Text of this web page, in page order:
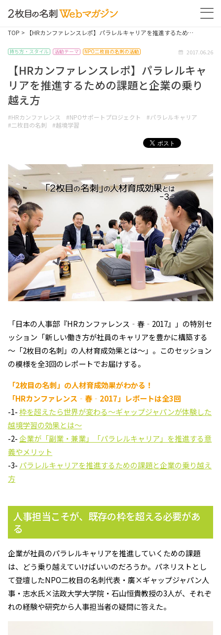
TOP > 【HRカンファレンスレポ】パラレルキャリアを推進するため…
持ち方・スタイル 活動テーマ NPO二枚目の名刺の活動 2017.06.26
【HRカンファレンスレポ】パラレルキャ
リアを推進するための課題と企業の乗り
越え方
#HRカンファレンス #NPOサポートプロジェクト
#パラレルキャリア
#二枚目の名刺
#越境学習
「日本の人事部『HRカンファレンス‐春‐2017』」の特別セ
ッション「新しい働き方が社員のキャリアを豊かに構築する
～「2枚目の名刺」の人材育成効果とは～」。このセッション
の模様を全3回のレポートでお届けする。
「2枚目の名刺」の人材育成効果がわかる！
「HRカンファレンス‐春‐2017」レポートは全3回
-1-枠を超えたら世界が変わる～ギャップジャパンが体験した
越境学習の効果とは～
-2-企業が「副業・兼業」「パラレルキャリア」を推進する意
義やメリット
-3- パラレルキャリアを推進するための課題と企業の乗り越え
方
人事担当こそが、既存の枠を超える必要があ
る
企業が社員のパラレルキャリアを推進していくための課題
は、どう乗り越えていけばいいのだろうか。パネリストとし
て登壇したNPO二枚目の名刺代表・廣×ギャップジャパン人
事・志水氏×法政大学大学院・石山恒貴教授の3人が、それぞ
れの経験や研究から人事担当者の疑問に答えた。